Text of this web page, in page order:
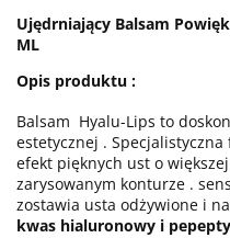
Ujędrniający Balsam
ML
Opis produktu :
Balsam Hyalu-Lips to
estetycznej .
efekt pięknych ust o
zarysowanym konturze .
zostawia usta odżywione i
kwas hialuronowy i